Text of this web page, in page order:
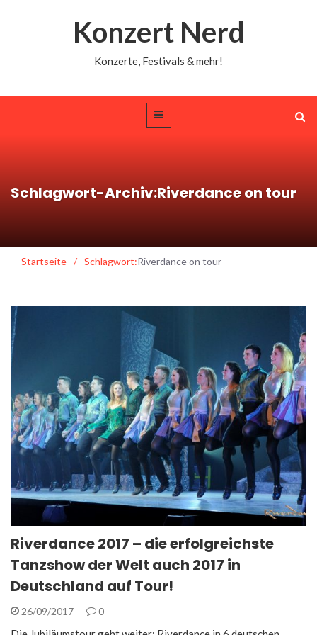
Konzert Nerd
Konzerte, Festivals & mehr!
Schlagwort-Archiv:Riverdance on tour
Startseite / Schlagwort:Riverdance on tour
Riverdance 2017 – die erfolgreichste
Tanzshow der Welt auch 2017 in
Deutschland auf Tour!
26/09/2017 0